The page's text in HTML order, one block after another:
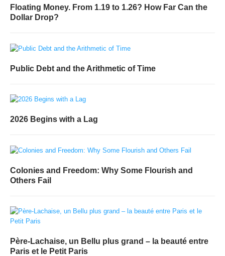
Floating Money. From 1.19 to 1.26? How Far Can the
Dollar Drop?
Public Debt and the Arithmetic of Time
2026 Begins with a Lag
Colonies and Freedom: Why Some Flourish and
Others Fail
Père-Lachaise, un Bellu plus grand – la beauté entre
Paris et le Petit Paris